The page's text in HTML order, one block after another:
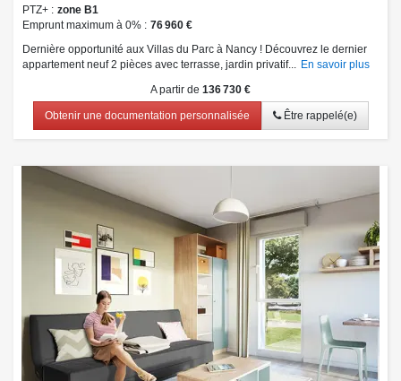
PTZ+
zone B1
Emprunt maximum à 0%
76 960 €
Dernière opportunité aux Villas du Parc à Nancy ! Découvrez le dernier
appartement neuf 2 pièces avec terrasse, jardin privatif...
En savoir plus
A partir de 136 730 €
Obtenir une documentation personnalisée Être rappelé(e)